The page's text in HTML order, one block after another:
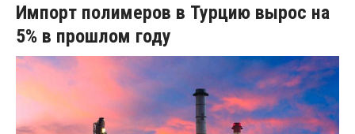
Импорт полимеров в Турцию вырос на
5% в прошлом году